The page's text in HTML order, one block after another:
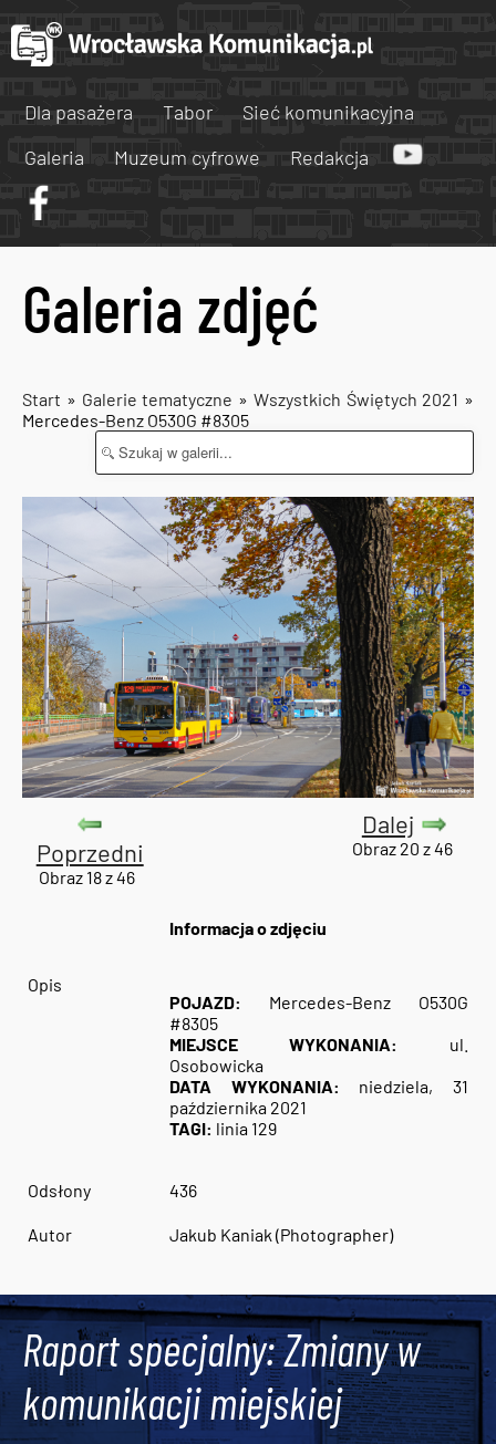
Dla pasażera Tabor
Sieć komunikacyjna
Galeria
Muzeum cyfrowe Redakcja
Galeria zdjęć
Start » Galerie tematyczne » Wszystkich Świętych 2021 »
Mercedes-Benz O530G #8305
Poprzedni
Obraz 18 z 46
Dalej
Obraz 20 z 46
Informacja o zdjęciu
Opis
POJAZD: Mercedes-Benz O530G
#8305
MIEJSCE WYKONANIA:
ul.
Osobowicka
DATA WYKONANIA: niedziela, 31
października 2021
TAGI: linia 129
Odsłony 436
Autor Jakub Kaniak (Photographer)
Raport specjalny: Zmiany w
komunikacji miejskiej